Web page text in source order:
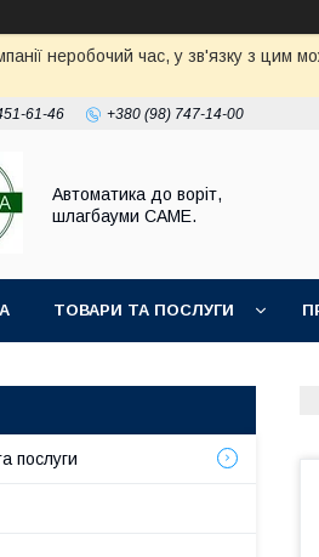
неробочий час, у зв'язку з цим
61-46 +380 (98) 747-14-00
Автоматика до воріт,
шлагбауми CAME.
ТОВАРИ ТА ПОСЛУГИ
послуги